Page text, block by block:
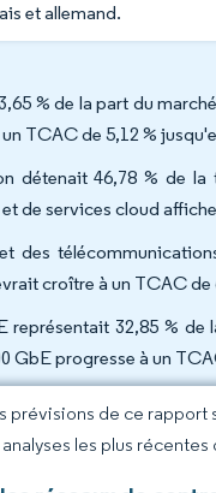
et allemand.
% de la part du
TCAC de 5,12 %
détenait 46,78 % de
de services cloud
des
croître à un TCAC de
représentait 32,85 %
GbE progresse à un
prévisions de ce
les plus récentes